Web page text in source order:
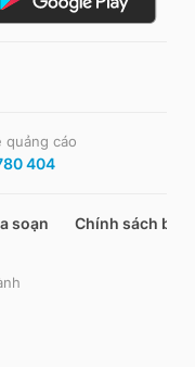
quảng cáo
404
soạn Chính sách bảo